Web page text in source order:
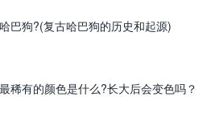
巴狗?(复古哈巴狗的历史和起源)
稀有的颜色是什么?长大后会变色吗？